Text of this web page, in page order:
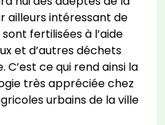
ailleurs intéressant de
fertilisées à l’aide
et d’autres déchets
C’est ce qui rend ainsi la
très appréciée chez
urbains de la ville